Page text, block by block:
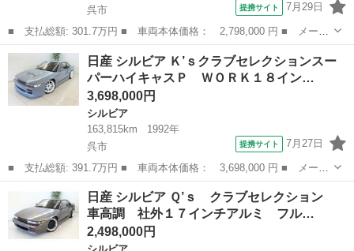
呉市
提携サイト 7月29日
■ 支払総額: 301.7万円 ■ 車両本体価格： 2,798,000 円 ■ メーカ
ー名： 日産 ■ 車種名： シルビア ■ グレード名： Ｑ’ｓ オー
トマ 車高調 ロンシャン１５インチホイール フルエアロ 純正ウ
イング...
広島 呉市 シルビア
日産 シルビア Ｋ’ｓクラブセレクションスー
パーハイキャスＰ ＷＯＲＫ１８イン…
3,698,000円
シルビア
163,815km
1992年
呉市
提携サイト 7月27日
■ 支払総額: 391.7万円 ■ 車両本体価格： 3,698,000 円 ■ メーカ
ー名： 日産 ■ 車種名： シルビア ■ グレード名： Ｋ’ｓクラブ
セレクションスーパーハイキャスＰ ＷＯＲＫ１８インチアルミ フ
ルエア...
呉市 シルビア
日産 シルビア Ｑ’ｓ クラブセレクション
車高調 社外１７インチアルミ フル…
2,498,000円